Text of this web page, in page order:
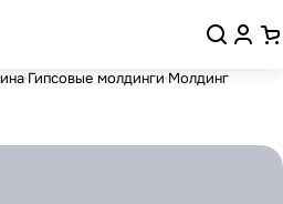
Гипсовые молдинги Молдинг